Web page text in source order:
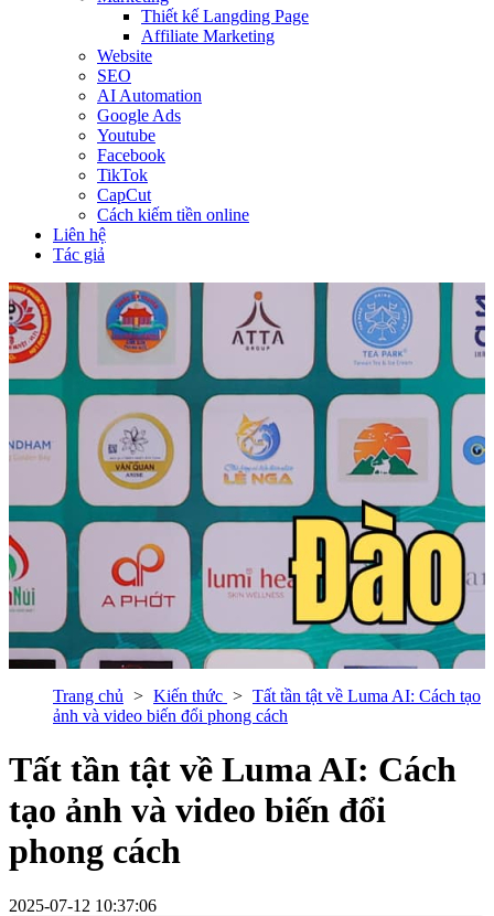
Thiết kế Langding Page
Affiliate Marketing
Website
SEO
AI Automation
Google Ads
Youtube
Facebook
TikTok
CapCut
Cách kiếm tiền online
Liên hệ
Tác giả
Trang chủ Kiến thức
Tất tần tật về Luma AI: Cách tạo
ảnh và video biến đổi phong cách
Tất tần tật về Luma AI: Cách
tạo ảnh và video biến đổi
phong cách
2025-07-12 10:37:06